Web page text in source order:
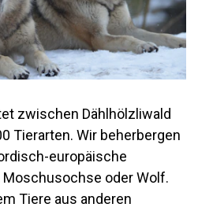
zwischen Dählhölzliwald
Tierarten. Wir beherbergen
europäische
oder Wolf.
Tiere aus anderen